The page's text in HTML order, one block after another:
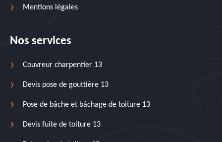
Mentions légales
Nos services
Couvreur charpentier 13
Devis pose de gouttière 13
Pose de bâche et bâchage de toiture 13
Devis fuite de toiture 13